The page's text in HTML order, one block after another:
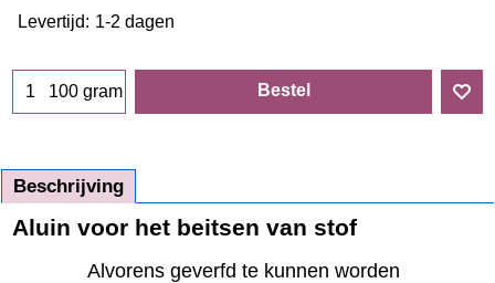
Levertijd: 1-2 dagen
100 gram Bestel
Beschrijving
Aluin voor het beitsen van stof
Alvorens geverfd te kunnen worden